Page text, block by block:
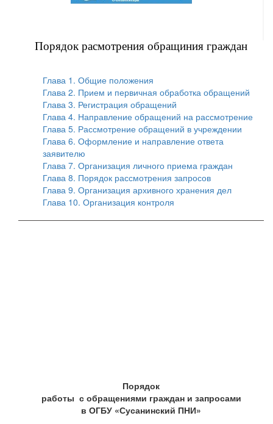
Порядок расмотрения обращиния граждан
Глава 1. Общие положения
Глава 2. Прием и первичная обработка обращений
Глава 3. Регистрация обращений
Глава 4. Направление обращений на рассмотрение
Глава 5. Рассмотрение обращений в учреждении
Глава 6. Оформление и направление ответа
заявителю
Глава 7. Организация личного приема граждан
Глава 8. Порядок рассмотрения запросов
Глава 9. Организация архивного хранения дел
Глава 10. Организация контроля
Порядок
работы с обращениями граждан и запросами
в ОГБУ «Сусанинский ПНИ»